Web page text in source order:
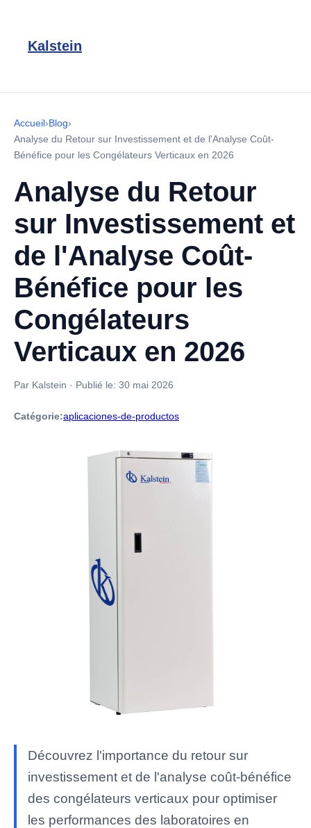
Kalstein
Accueil›Blog›
Analyse du Retour sur Investissement et de l'Analyse Coût-
Bénéfice pour les Congélateurs Verticaux en 2026
Analyse du Retour
sur Investissement et
de l'Analyse Coût-
Bénéfice pour les
Congélateurs
Verticaux en 2026
Par Kalstein · Publié le: 30 mai 2026
Catégorie:aplicaciones-de-productos
Découvrez l'importance du retour sur
investissement et de l'analyse coût-bénéfice
des congélateurs verticaux pour optimiser
les performances des laboratoires en